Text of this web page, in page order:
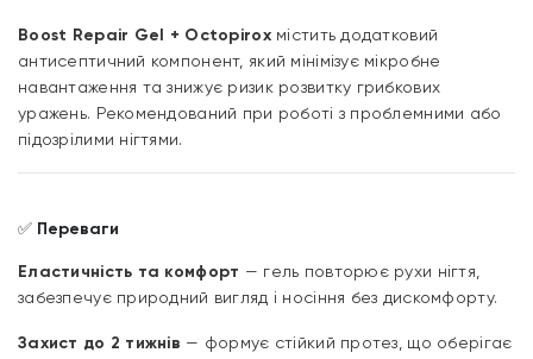
Boost Repair Gel + Octopiroxмістить додатковий
антисептичний компонент, який мінімізує мікробне
навантаження та знижує ризик розвитку грибкових
уражень. Рекомендований при роботі з проблемними або
підозрілими нігтями.
✅ Переваги
Еластичність та комфорт — гель повторює рухи нігтя,
забезпечує природний вигляд і носіння без дискомфорту.
Захист до 2 тижнів — формує стійкий протез, що оберігає